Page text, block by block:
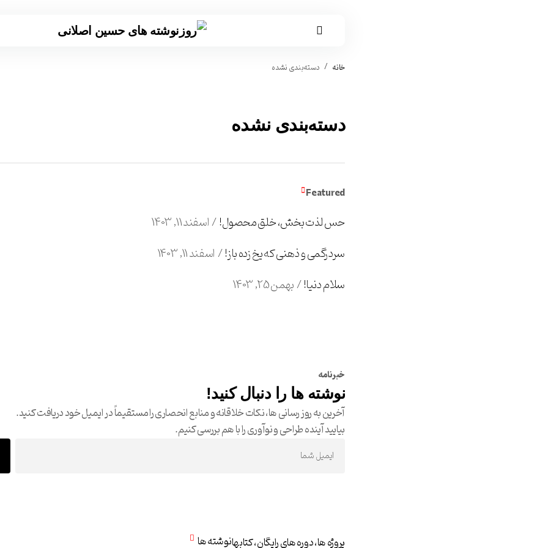
خانه دسته‌بندی نشده
دسته‌بندی نشده
Featured
حس لذت بخش، خلق محصول! اسفند 11, 1403
سردرگمی و ذهنی که یخ زده باز! اسفند 11, 1403
سلام دنیا! بهمن 25, 1403
خبرنامه
نوشته ها را دنبال کنید!
آخرین به روز رسانی ها، نکات خلاقانه و منابع انحصاری را مستقیماً در ایمیل خود دریافت کنید.
بیایید آینده طراحی و نوآوری را با هم بررسی کنیم.
پروژه‌ ها، دوره های رایگان، کتابهانوشته ها